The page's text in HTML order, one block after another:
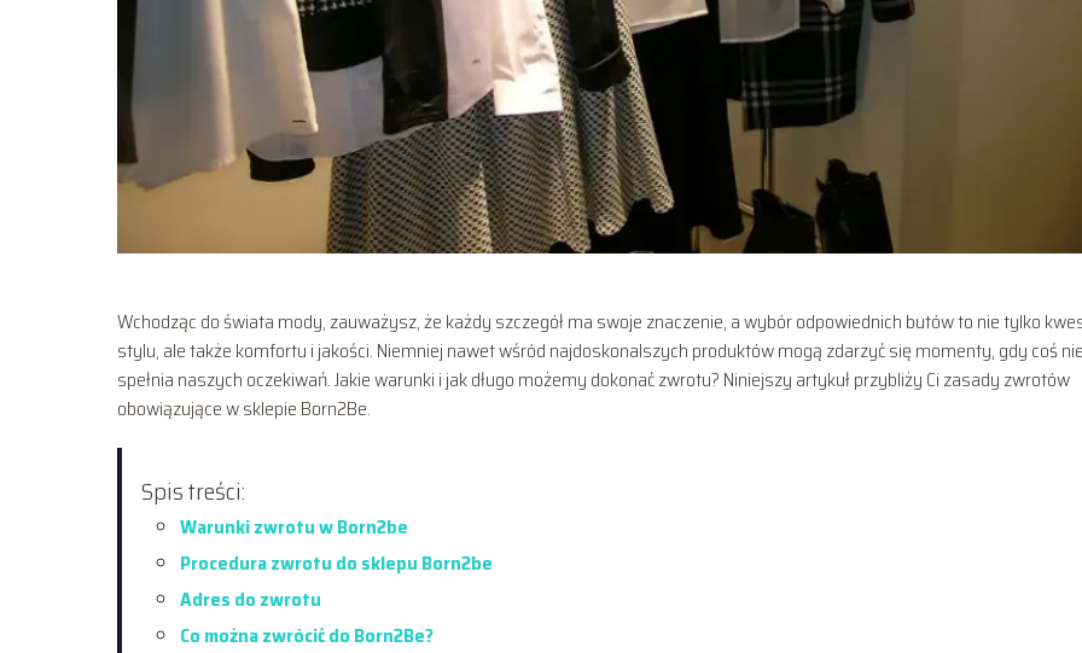
Wchodząc do świata mody, zauważysz, że każdy szczegół ma swoje znaczenie, a wybór odpowiednich butów to nie tylko
stylu, ale także komfortu i jakości. Niemniej nawet wśród najdoskonalszych produktów mogą zdarzyć się momenty, gdy coś nie
spełnia naszych oczekiwań. Jakie warunki i jak długo możemy dokonać zwrotu? Niniejszy artykuł przybliży Ci zasady zwrotów
obowiązujące w sklepie Born2Be.
Spis treści:
Warunki zwrotu w Born2be
Procedura zwrotu do sklepu Born2be
Adres do zwrotu
Co można zwrócić do Born2Be?